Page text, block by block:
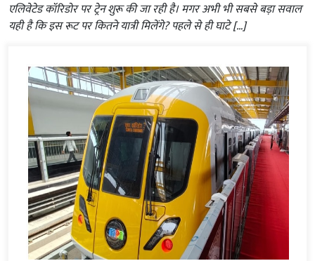
एलिवेटेड कॉरिडोर पर ट्रेन शुरू की जा रही है। मगर अभी भी सबसे बड़ा सवाल
यही है कि इस रूट पर कितने यात्री मिलेंगे? पहले से ही घाटे […]